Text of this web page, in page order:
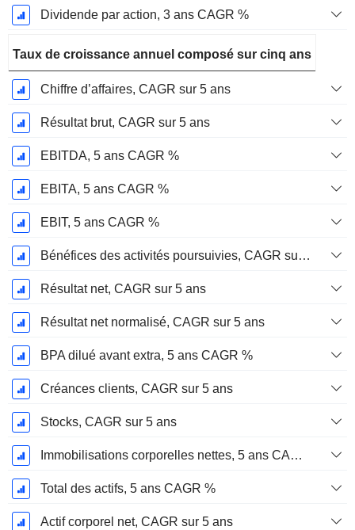
Dividende par action, 3 ans CAGR %
Taux de croissance annuel composé sur cinq ans
Chiffre d’affaires, CAGR sur 5 ans
Résultat brut, CAGR sur 5 ans
EBITDA, 5 ans CAGR %
EBITA, 5 ans CAGR %
EBIT, 5 ans CAGR %
Bénéfices des activités poursuivies, CAGR sur 5 ans
Résultat net, CAGR sur 5 ans
Résultat net normalisé, CAGR sur 5 ans
BPA dilué avant extra, 5 ans CAGR %
Créances clients, CAGR sur 5 ans
Stocks, CAGR sur 5 ans
Immobilisations corporelles nettes, 5 ans CAGR %
Total des actifs, 5 ans CAGR %
Actif corporel net, CAGR sur 5 ans